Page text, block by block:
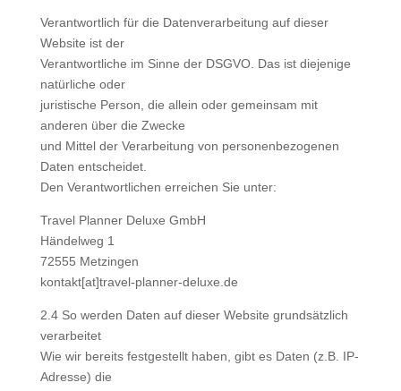
Verantwortlich für die Datenverarbeitung auf dieser
Website ist der
Verantwortliche im Sinne der DSGVO. Das ist diejenige
natürliche oder
juristische Person, die allein oder gemeinsam mit
anderen über die Zwecke
und Mittel der Verarbeitung von personenbezogenen
Daten entscheidet.
Den Verantwortlichen erreichen Sie unter:
Travel Planner Deluxe GmbH
Händelweg 1
72555 Metzingen
kontakt[at]travel-planner-deluxe.de
2.4 So werden Daten auf dieser Website grundsätzlich
verarbeitet
Wie wir bereits festgestellt haben, gibt es Daten (z.B. IP-
Adresse) die